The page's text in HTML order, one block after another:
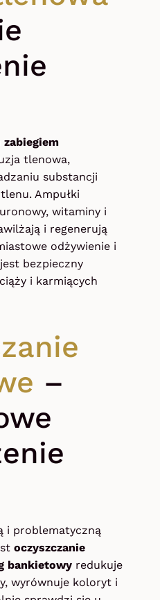
zabiegiem
tlenowa,
substancji
Ampułki
witaminy i
i regenerują
odżywienie i
bezpieczny
i karmiących
–
i problematyczną
oczyszczanie
bankietowy redukuje
wyrównuje koloryt i